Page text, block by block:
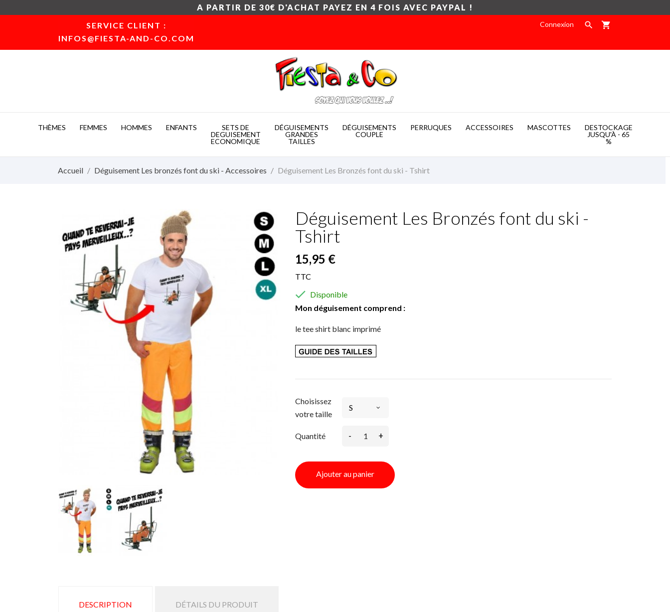
A PARTIR DE 30€ D'ACHAT PAYEZ EN 4 FOIS AVEC PAYPAL !
SERVICE CLIENT :
INFOS@FIESTA-AND-CO.COM
Connexion  shopping_cart
THÈMES FEMMES HOMMES ENFANTS
SETS DE
DEGUISEMENT
ECONOMIQUE
DÉGUISEMENTS
GRANDES
TAILLES
DÉGUISEMENTS
COUPLE
PERRUQUES ACCESSOIRES MASCOTTES
DESTOCKAGE
JUSQU'À - 65
%

Accueil Déguisement Les bronzés font du ski - Accessoires Déguisement Les Bronzés font du ski - Tshirt
Déguisement Les Bronzés font du ski -
Tshirt
15,95 €
TTC
 Disponible
Mon déguisement comprend :
le tee shirt blanc imprimé
Choisissez
votre taille
Quantité - +
Ajouter au panier
DESCRIPTION DÉTAILS DU PRODUIT